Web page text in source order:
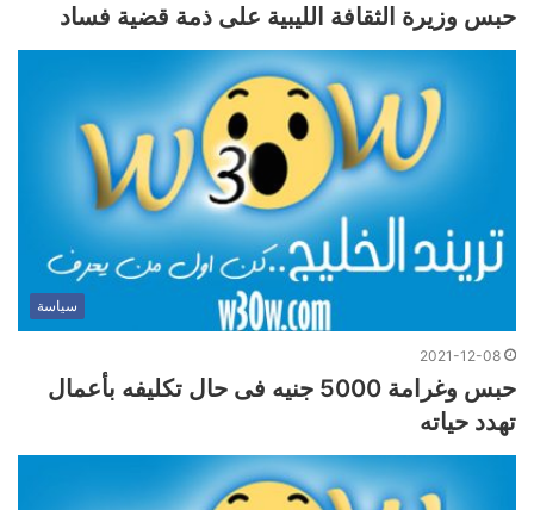
حبس وزيرة الثقافة الليبية على ذمة قضية فساد
سياسة
2021-12-08
حبس وغرامة 5000 جنيه فى حال تكليفه بأعمال
تهدد حياته